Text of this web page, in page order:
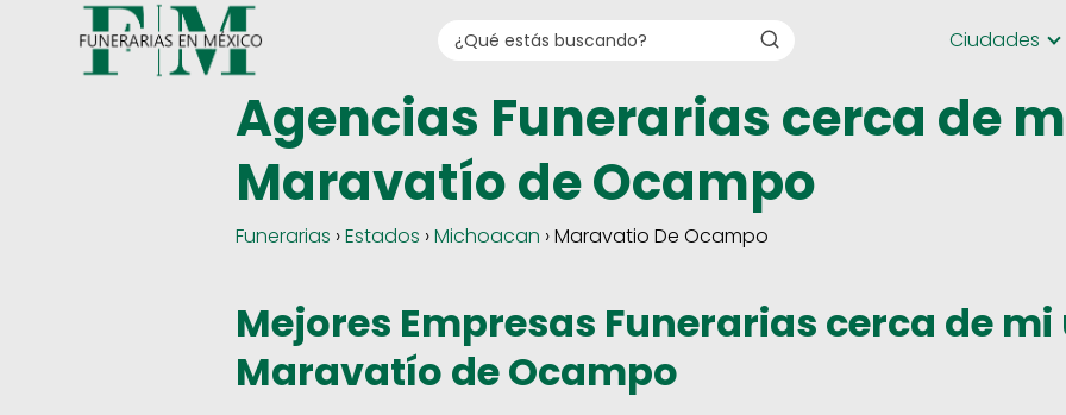
Ciudades
Agencias Funerarias cerca de
Maravatío de Ocampo
Funerarias ›Estados ›Michoacan › Maravatio De Ocampo
Mejores Empresas Funerarias cerca de
Maravatío de Ocampo